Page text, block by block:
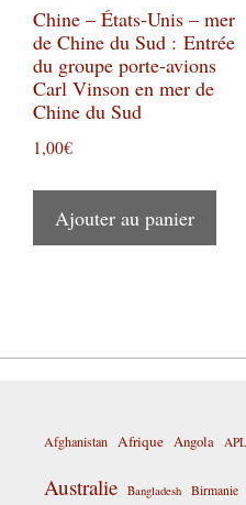
Chine – États-Unis – mer
de Chine du Sud : Entrée
du groupe porte-avions
Carl Vinson en mer de
Chine du Sud
1,00€
Ajouter au panier
Afghanistan Afrique Angola APL
Australie Bangladesh Birmanie